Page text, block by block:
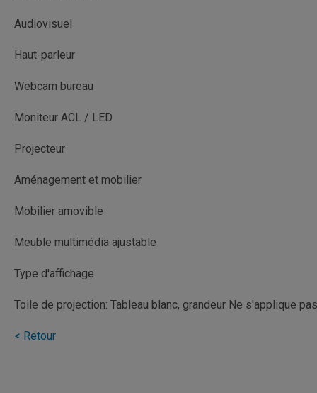
Audiovisuel
Haut-parleur
Webcam bureau
Moniteur ACL / LED
Projecteur
Aménagement et mobilier
Mobilier amovible
Meuble multimédia ajustable
Type d'affichage
Toile de projection: Tableau blanc, grandeur Ne s'applique pas
< Retour